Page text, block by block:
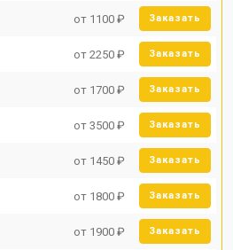
от 1100 ₽ Заказать
от 2250 ₽ Заказать
от 1700 ₽ Заказать
от 3500 ₽ Заказать
от 1450 ₽ Заказать
от 1800 ₽ Заказать
от 1900 ₽ Заказать